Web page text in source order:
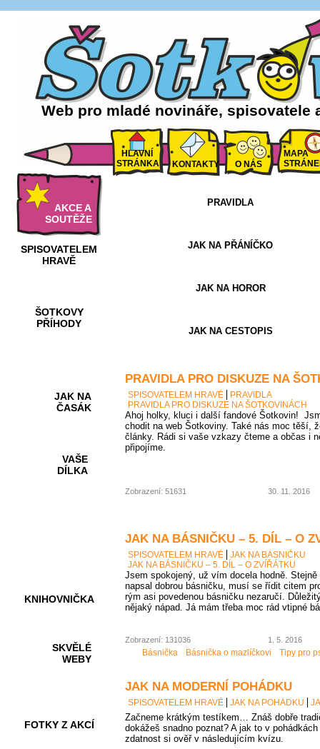
Web pro mladé novináře, spisovatele
HLAVNÍ
STRÁNKA
KONTAKTY O NÁS
MAPA
AKCE A
SOUTĚŽE
SPISOVATELEM
HRAVĚ
ŠOTKOVY
PŘÍHODY
JAK NA
ČASÁK
VAŠE
DÍLKA
KNIHOVNIČKA
SKVĚLÉ
WEBY
FOTKY Z AKCÍ
PRAVIDLA
JAK NA PŘÁNÍČKO
JAK NA HOROR
JAK NA CESTOPIS
PRAVIDLA PRO DISKUZE NA
SPISOVATELEM HRAVĚ
PRAVIDLA
PRAVIDLA PRO DISKUZE NA ŠOTKOVINÁCH
Ahoj holky, kluci i další fandové Šotkovin!
chodit na web Šotkoviny. Také nás moc těší,
články. Rádi si vaše vzkazy čteme a občas i
připojíme.
Zobrazení: 51631 30. 11. 2016
JAK NA BÁSNIČKU – 5. DÍL – O
SPISOVATELEM HRAVĚ
JAK NA BÁSNIČKU
JAK NA BÁSNIČKU – 5. DÍL – O ZVÍŘÁTKU
Jsem spokojený, už vím docela hodně.
napsal dobrou básničku, musí se řídit citem
rým asi povedenou básničku nezaručí.
nějaký nápad. Já mám třeba moc rád vtipné
Zobrazení: 131036 1. 5. 2016
Básnička Básnička o mazlíčkovi Tipy pro
JAK NA MODERNÍ POHÁDKU
SPISOVATELEM HRAVĚ JAK NA POHÁDKU
Začneme krátkým testíkem… Znáš dobře
dokážeš snadno poznat? A jak to v
zdatnost si ověř v následujícím kvízu.